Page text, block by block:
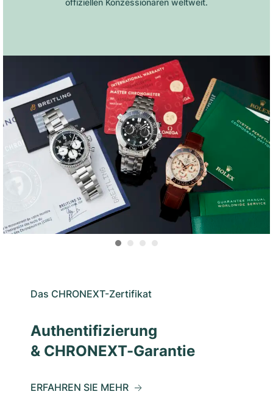
offiziellen Konzessionären weltweit.
Das CHRONEXT-Zertifikat
Authentifizierung
& CHRONEXT-Garantie
ERFAHREN SIE MEHR